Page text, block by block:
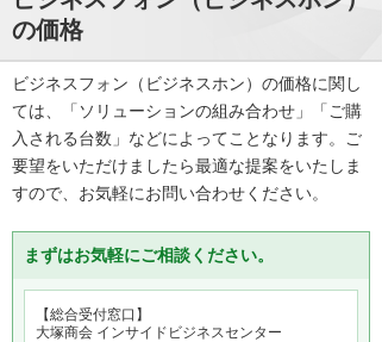
の価格
ビジネスフォン（ビジネスホン）の価格に関し
ては、「ソリューションの組み合わせ」「ご購
入される台数」などによってことなります。ご
要望をいただけましたら最適な提案をいたしま
すので、お気軽にお問い合わせください。
まずはお気軽にご相談ください。
【総合受付窓口】
大塚商会 インサイドビジネスセンター